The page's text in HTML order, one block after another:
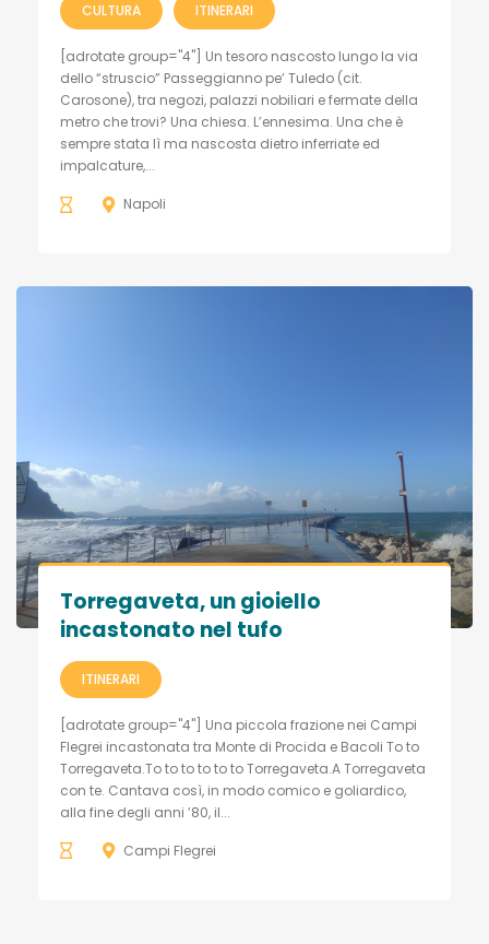
CULTURA ITINERARI
[adrotate group="4"] Un tesoro nascosto lungo la via
dello “struscio” Passeggianno pe’ Tuledo (cit.
Carosone), tra negozi, palazzi nobiliari e fermate della
metro che trovi? Una chiesa. L’ennesima. Una che è
sempre stata lì ma nascosta dietro inferriate ed
impalcature,...
Napoli
Torregaveta, un gioiello
incastonato nel tufo
ITINERARI
[adrotate group="4"] Una piccola frazione nei Campi
Flegrei incastonata tra Monte di Procida e Bacoli To to
Torregaveta.To to to to to to Torregaveta.A Torregaveta
con te. Cantava così, in modo comico e goliardico,
alla fine degli anni ’80, il...
Campi Flegrei